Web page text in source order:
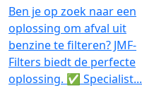
Ben je op zoek naar een
oplossing om afval uit
benzine te filteren? JMF-
Filters biedt de perfecte
oplossing. ✅ Specialist...